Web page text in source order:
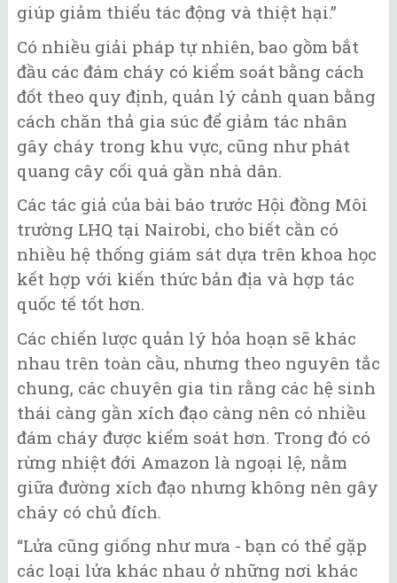
giúp giảm thiểu tác động và thiệt hại.”
Có nhiều giải pháp tự nhiên, bao gồm bắt
đầu các đám cháy có kiểm soát bằng cách
đốt theo quy định, quản lý cảnh quan bằng
cách chăn thả gia súc để giảm tác nhân
gây cháy trong khu vực, cũng như phát
quang cây cối quá gần nhà dân.
Các tác giả của bài báo trước Hội đồng Môi
trường LHQ tại Nairobi, cho biết cần có
nhiều hệ thống giám sát dựa trên khoa học
kết hợp với kiến ​​thức bản địa và hợp tác
quốc tế tốt hơn.
Các chiến lược quản lý hỏa hoạn sẽ khác
nhau trên toàn cầu, nhưng theo nguyên tắc
chung, các chuyên gia tin rằng các hệ sinh
thái càng gần xích đạo càng nên có nhiều
đám cháy được kiểm soát hơn. Trong đó có
rừng nhiệt đới Amazon là ngoại lệ, nằm
giữa đường xích đạo nhưng không nên gây
cháy có chủ đích.
“Lửa cũng giống như mưa - bạn có thể gặp
các loại lửa khác nhau ở những nơi khác